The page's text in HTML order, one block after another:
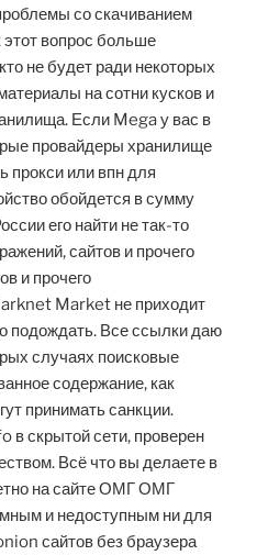
со скачиванием
этот вопрос больше
не будет ради некоторых
на сотни кусков и
Если Mega у вас в
провайдеры хранилище
прокси или впн для
обойдется в сумму
его найти не так-то
сайтов и прочего
и прочего
Market не приходит
подождать. Все ссылки даю
случаях поисковые
содержание, как
принимать санкции.
в скрытой сети, проверен
Всё что вы делаете в
на сайте ОМГ ОМГ
и недоступным ни для
сайтов без браузера